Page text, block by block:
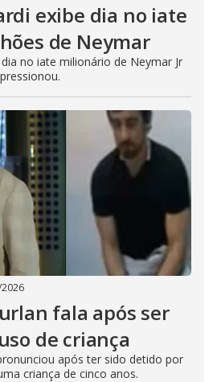
exibe dia no iate
de Neymar
no iate milionário de Neymar Jr
fala após ser
de criança
após ter sido detido por
criança de cinco anos.